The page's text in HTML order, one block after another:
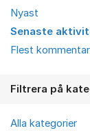
Nyast
Senaste
Flest
Filtrera på
Alla kategorier